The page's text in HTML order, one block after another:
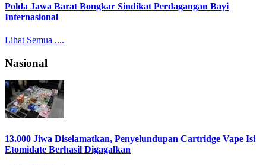
Polda Jawa Barat Bongkar Sindikat Perdagangan Bayi
Internasional
Lihat Semua ....
Nasional
13.000 Jiwa Diselamatkan, Penyelundupan Cartridge Vape Isi
Etomidate Berhasil Digagalkan